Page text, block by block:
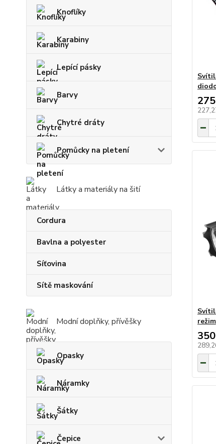
Knoflíky
Karabiny
Lepící pásky
Barvy
Chytré dráty
Pomůcky na pletení
Látky a materiály na šití
Cordura
Bavlna a polyester
Síťovina
Sítě maskování
Modní doplňky, přívěšky
Opasky
Náramky
Šátky
Čepice